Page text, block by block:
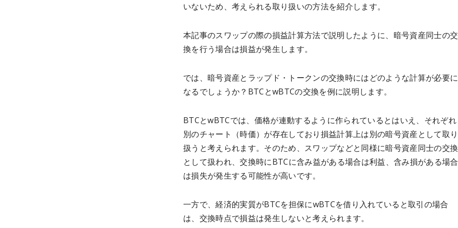
いないため、考えられる取り扱いの方法を紹介します。
本記事のスワップの際の損益計算方法で説明したように、暗号資産同士の交
換を行う場合は損益が発生します。
では、暗号資産とラップド・トークンの交換時にはどのような計算が必要に
なるでしょうか？BTCとwBTCの交換を例に説明します。
BTCとwBTCでは、価格が連動するように作られているとはいえ、それぞれ
別のチャート（時価）が存在しており損益計算上は別の暗号資産として取り
扱うと考えられます。そのため、スワップなどと同様に暗号資産同士の交換
として扱われ、交換時にBTCに含み益がある場合は利益、含み損がある場合
は損失が発生する可能性が高いです。
一方で、経済的実質がBTCを担保にwBTCを借り入れていると取引の場合
は、交換時点で損益は発生しないと考えられます。